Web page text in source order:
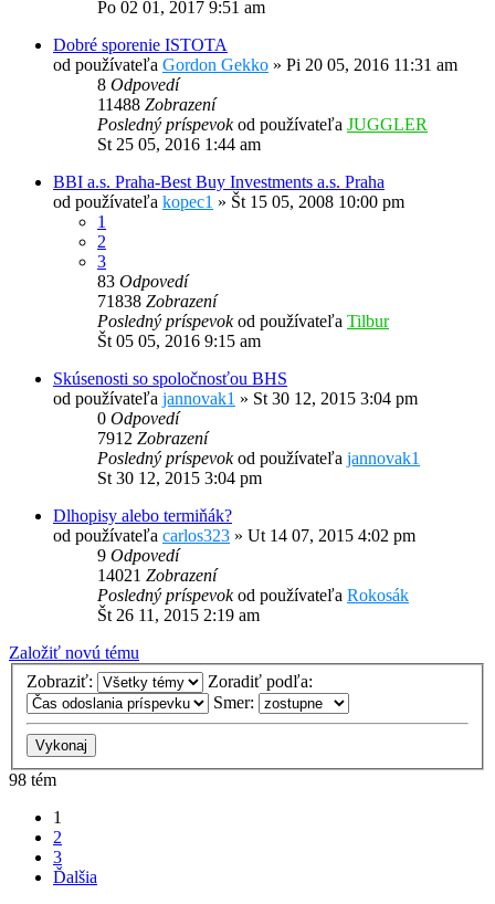
Po 02 01, 2017 9:51 am
Dobré sporenie ISTOTA
od používateľa Gordon Gekko » Pi 20 05, 2016 11:31 am
8 Odpovedí
11488 Zobrazení
Posledný príspevokod používateľa JUGGLER
St 25 05, 2016 1:44 am
BBI a.s. Praha-Best Buy Investments a.s. Praha
od používateľa kopec1 » Št 15 05, 2008 10:00 pm
1
2
3
83 Odpovedí
71838 Zobrazení
Posledný príspevokod používateľa Tilbur
Št 05 05, 2016 9:15 am
Skúsenosti so spoločnosťou BHS
od používateľa jannovak1 » St 30 12, 2015 3:04 pm
0 Odpovedí
7912 Zobrazení
Posledný príspevokod používateľa jannovak1
St 30 12, 2015 3:04 pm
Dlhopisy alebo termiňák?
od používateľa carlos323 » Ut 14 07, 2015 4:02 pm
9 Odpovedí
14021 Zobrazení
Posledný príspevokod používateľa Rokosák
Št 26 11, 2015 2:19 am
Založiť novú tému
Zobraziť:
Zoradiť podľa:
Smer:
98 tém
1
2
3
Ďalšia